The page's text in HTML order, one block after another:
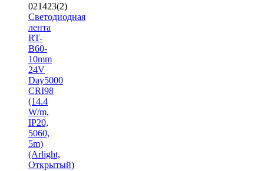
021423(2)
Светодиодная
лента
RT-
B60-
10mm
24V
Day5000
CRI98
(14.4
W/m,
IP20,
5060,
5m)
(Arlight,
Открытый)